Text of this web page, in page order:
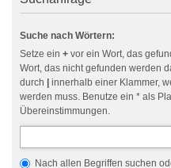
Suche nach Wörtern:
Setze ein + vor ein Wort, das
Wort, das nicht gefunden werden
durch
innerhalb einer Klammer,
werden muss. Benutze ein * als
Übereinstimmungen.
Nach allen Begriffen suchen